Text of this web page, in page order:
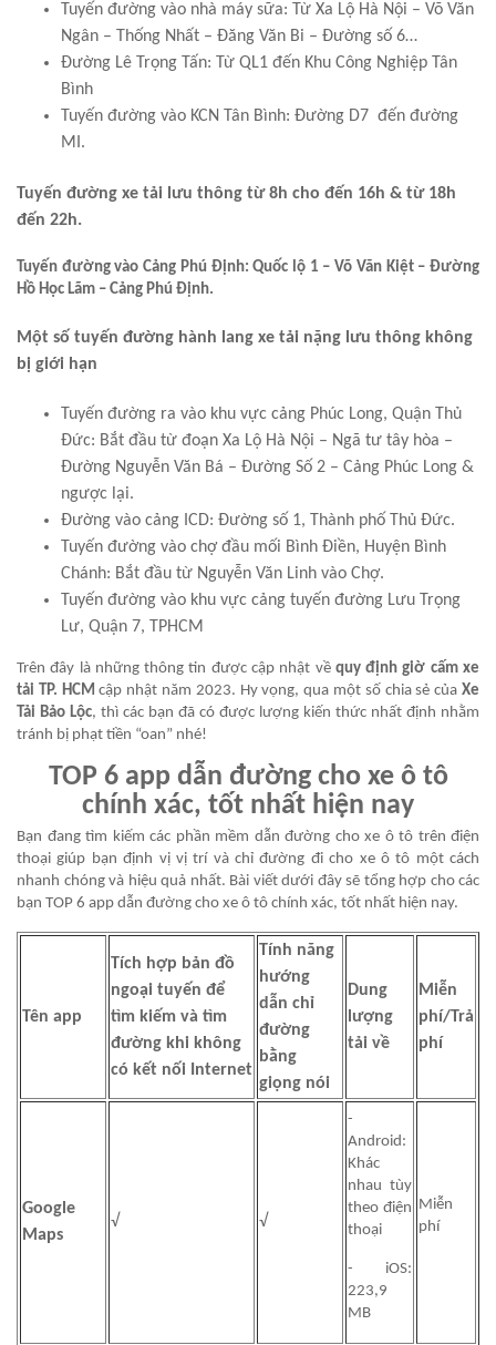
Tuyến đường vào nhà máy sữa: Từ Xa Lộ Hà Nội – Võ Văn
Ngân – Thống Nhất – Đăng Văn Bi – Đường số 6…
Đường Lê Trọng Tấn: Từ QL1 đến Khu Công Nghiệp Tân
Bình
Tuyến đường vào KCN Tân Bình: Đường D7 đến đường
MI.
Tuyến đường xe tải lưu thông từ 8h cho đến 16h & từ 18h
đến 22h.
Tuyến đường vào Cảng Phú Định: Quốc lộ 1 – Võ Văn Kiệt – Đường
Hồ Học Lãm – Cảng Phú Định.
Một số tuyến đường hành lang xe tải nặng lưu thông không
bị giới hạn
Tuyến đường ra vào khu vực cảng Phúc Long, Quận Thủ
Đức: Bắt đầu từ đoạn Xa Lộ Hà Nội – Ngã tư tây hòa –
Đường Nguyễn Văn Bá – Đường Số 2 – Cảng Phúc Long &
ngược lại.
Đường vào cảng ICD: Đường số 1, Thành phố Thủ Đức.
Tuyến đường vào chợ đầu mối Bình Điền, Huyện Bình
Chánh: Bắt đầu từ Nguyễn Văn Linh vào Chợ.
Tuyến đường vào khu vực cảng tuyến đường Lưu Trọng
Lư, Quận 7, TPHCM
Trên đây là những thông tin được cập nhật về quy định giờ cấm xe
tải TP. HCM cập nhật năm 2023. Hy vọng, qua một số chia sẻ củaXe
Tải Bảo Lộc, thì các bạn đã có được lượng kiến thức nhất định nhằm
tránh bị phạt tiền “oan” nhé!
TOP 6 app dẫn đường cho xe ô tô
chính xác, tốt nhất hiện nay
Bạn đang tìm kiếm các phần mềm dẫn đường cho xe ô tô trên điện
thoại giúp bạn định vị vị trí và chỉ đường đi cho xe ô tô một cách
nhanh chóng và hiệu quả nhất. Bài viết dưới đây sẽ tổng hợp cho các
bạn TOP 6 app dẫn đường cho xe ô tô chính xác, tốt nhất hiện nay.
Tên app
Tích hợp bản đồ
ngoại tuyến để
tìm kiếm và tìm
đường khi không
có kết nối Internet
Tính năng
hướng
dẫn chỉ
đường
bằng
giọng nói
Dung
lượng
tải về
Miễn
phí/Trả
phí
Google
Maps
√ √
-
Android:
Khác
nhau tùy
theo điện
thoại
- iOS:
223,9
MB
Miễn
phí